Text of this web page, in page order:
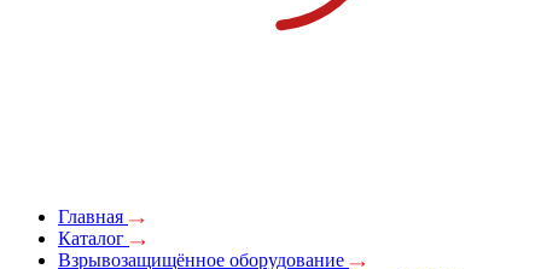
Главная
Каталог
Взрывозащищённое оборудование